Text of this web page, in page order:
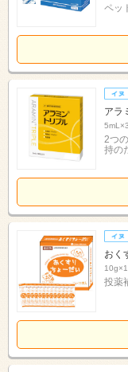
ペッ
アラ
2つ
持の
おく
投薬